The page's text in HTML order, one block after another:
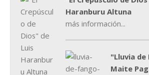
Haranburu Altuna
más información...
"Lluvia de
Maite